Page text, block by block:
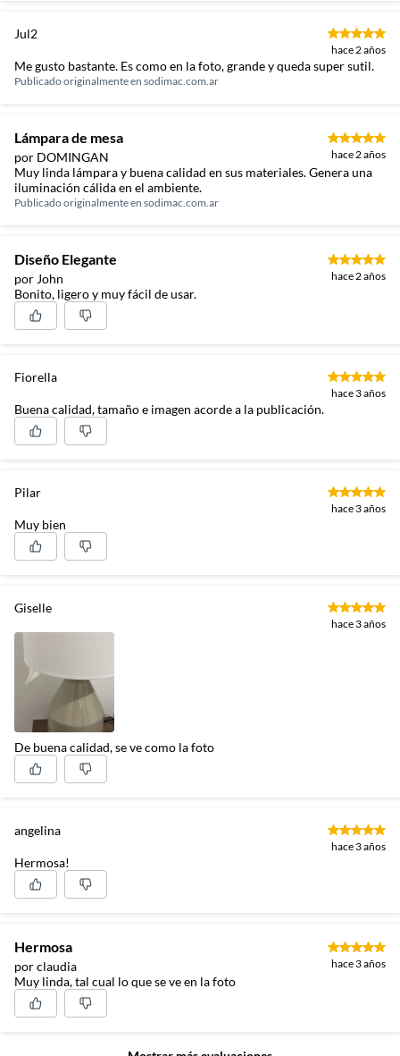
Jul2
hace 2 años
Me gusto bastante. Es como en la foto, grande y queda super sutil.
Publicado originalmente en sodimac.com.ar
Lámpara de mesa
por DOMINGAN hace 2 años
Muy linda lámpara y buena calidad en sus materiales. Genera una
iluminación cálida en el ambiente.
Publicado originalmente en sodimac.com.ar
Diseño Elegante
por John hace 2 años
Bonito, ligero y muy fácil de usar.
Fiorella
hace 3 años
Buena calidad, tamaño e imagen acorde a la publicación.
Pilar
hace 3 años
Muy bien
Giselle
hace 3 años
De buena calidad, se ve como la foto
angelina
hace 3 años
Hermosa!
Hermosa
por claudia hace 3 años
Muy linda, tal cual lo que se ve en la foto